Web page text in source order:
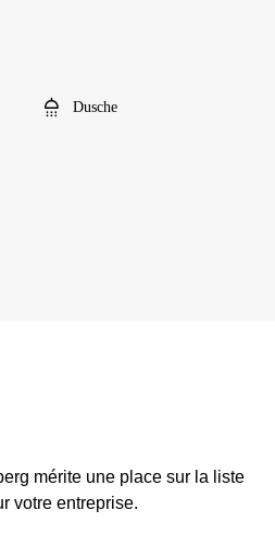
Dusche
mérite une place sur la liste
votre entreprise.